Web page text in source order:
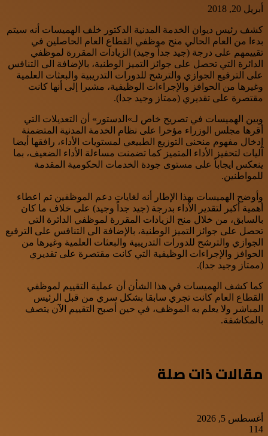
أبريل 20, 2018
كشف رئيس ديوان الخدمة المدنية الدكتور خلف الهميسات أنه سيتم
بدءا من العام الحالي منح موظفي القطاع العام الحاصلين في
تقييمهم على درجة (جيد جداً وجيد) الزيادات المقررة لموظفي
الدائرة التي تحصل على جوائز التميز الوطنية، بالإضافة الى التنافس
على الترفيع الجوازي والترشح للدورات التدريبية والبعثات العلمية
وغيرها من الحوافز والإجراءات الوظيفية، مشيرا إلى أنها كانت
مقتصرة على تقديري (ممتاز وجيد جدا).
وبين الهميسات في تصريح خاص لـ»الدستور» أن التعديلات التي
أقرها مجلس الوزراء مؤخرا على نظام الخدمة المدنية المتضمنة
إدخال مفهوم منحنى التوزيع الطبيعي لمستويات الأداء، رافقها أيضا
آليات لتحفيز الأداء المتميز كما تضمنت مساءلة الأداء الضعيف، بما
ينعكس ايجاباً على مستوى جودة الخدمات الحكومية المقدمة
للمواطنين.
وأوضح الهميسات بهذا الإطار أنه لغايات دعم الموظفين تم اعطاء
أهمية أكبر لتقدير الأداء بدرجة (جيد جداً وجيد) على خلاف ما كان
بالسابق، من خلال منح الزيادات المقررة لموظفي الدائرة التي
تحصل على جوائز التميز الوطنية، بالإضافة الى التنافس على الترفيع
الجوازي والترشح للدورات التدريبية والبعثات العلمية وغيرها من
الحوافز والإجراءات الوظيفية التي كانت مقتصرة على تقديري
(ممتاز وجيد جدا).
كما كشف الهميسات في هذا الشأن أن عملية التقييم لموظفي
القطاع العام كانت تجري سابقا بشكل سري من قبل الرئيس
المباشر ولا يعلم به الموظف، في حين أصبح التقييم الآن يتصف
بالمكاشفة.
مقالات ذات صلة
أغسطس 5, 2026
114